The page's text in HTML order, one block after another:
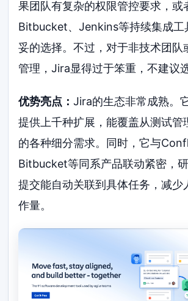
果团队有复杂的权限管控要求，或
Bitbucket、Jenkins等持续集成工
妥的选择。不过，对于非技术团队
管理，Jira显得过于笨重，不建议选
优势亮点：Jira的生态非常成熟。
提供上千种扩展，能覆盖从测试管
的各种细分需求。同时，它与
Bitbucket等同系产品联动紧密，
提交能自动关联到具体任务，减少
作量。